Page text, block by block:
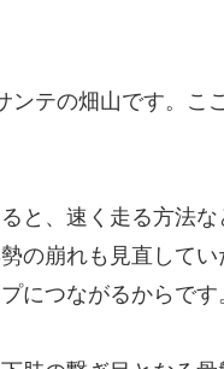
ンテの畑山です。こ
と、速く走る方法
の崩れも見直して
につながるからです